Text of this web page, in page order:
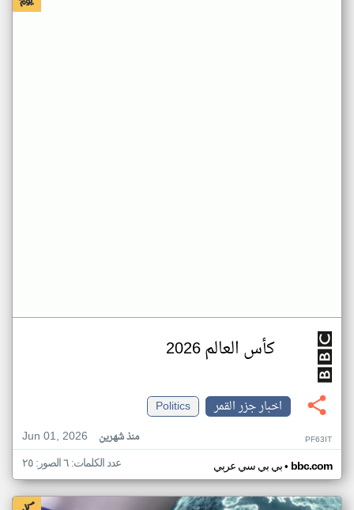
كأس العالم 2026
اخبار جزر القمر
Politics
Jun 01, 2026
منذ شهرين PF63IT
بي بي سي عربي• bbc.com عدد الكلمات: ٦ الصور: ٢٥